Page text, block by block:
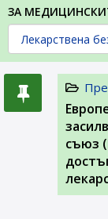
ЗА
съюз